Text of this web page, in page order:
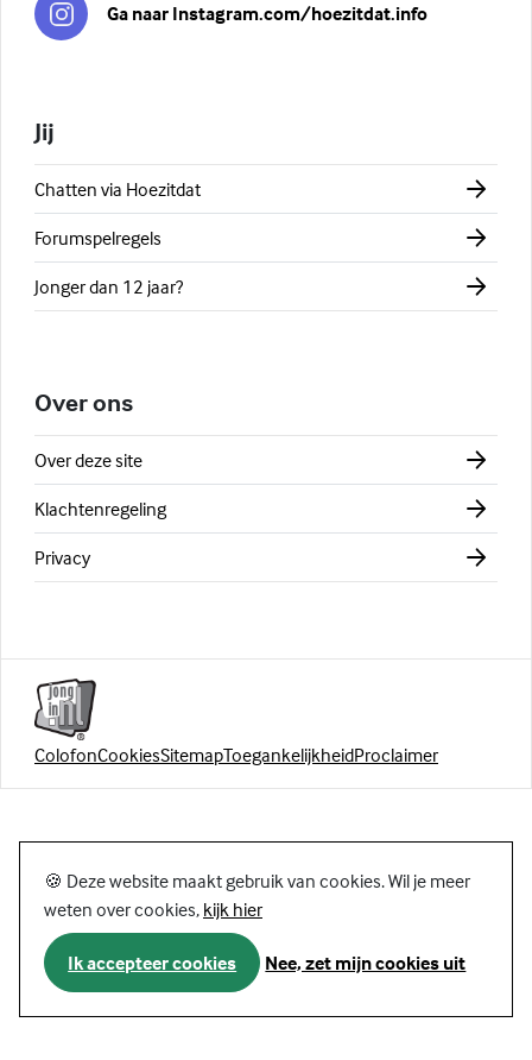
Ga naar Instagram.com/hoezitdat.info
Jij
Chatten via Hoezitdat
Forumspelregels
Jonger dan 12 jaar?
Over ons
Over deze site
Klachtenregeling
Privacy
ColofonCookiesSitemapToegankelijkheidProclaimer
🍪 Deze website maakt gebruik van cookies. Wil je meer
weten over cookies, kijk hier
Ik accepteer cookies Nee, zet mijn cookies uit